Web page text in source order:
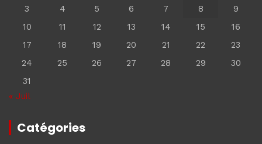
3
4 5 6 7 8
9
10
11 12 13 14 15
16
17
18 19 20 21 22
23
24
25 26 27 28 29
30
31
« Juil
Catégories